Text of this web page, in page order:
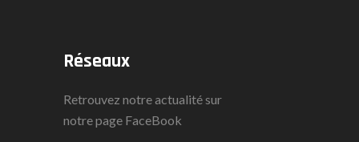
Réseaux
Retrouvez notre actualité sur
notre page FaceBook